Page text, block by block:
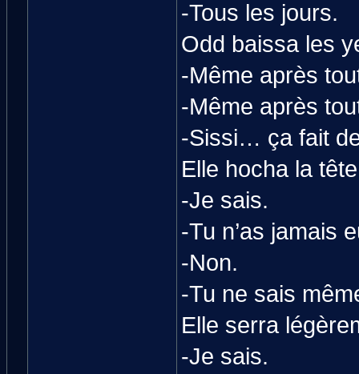
-Tous les jours.
Odd baissa les
-Même après
-Même après
-Sissi… ça fait
Elle hocha la
-Je sais.
-Tu n’as jamais
-Non.
-Tu ne sais
Elle serra
-Je sais.